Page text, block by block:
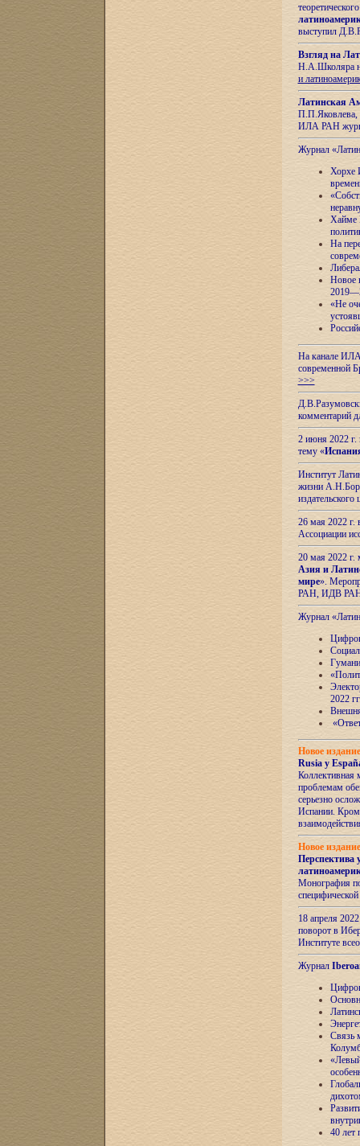
выступил
Взгляд на
Н.А.Школяра
и
Латинская
П.П.Яковлева,
ИЛА РАН
Журнал
Хорхе
Хайме
На
Новое
«Не
На канале ИЛА
современной
>>>
комментарий
2 июня 2022 г.
тему «
Институт
жизни
26 мая 2022
Ассоциации
20 мая 2022
Азия и
мире».
РАН, ИДВ
Журнал
2022
Новое
Rusia y
Коллективная
проблемам
серьезно
Испании.
Новое
Перспектива
Монография
18 апреля
поворот в
Институте
Журнал
Связь
40 лет